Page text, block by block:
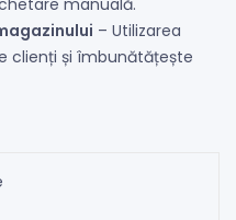
– Utilizarea
clienți și îmbunătățește